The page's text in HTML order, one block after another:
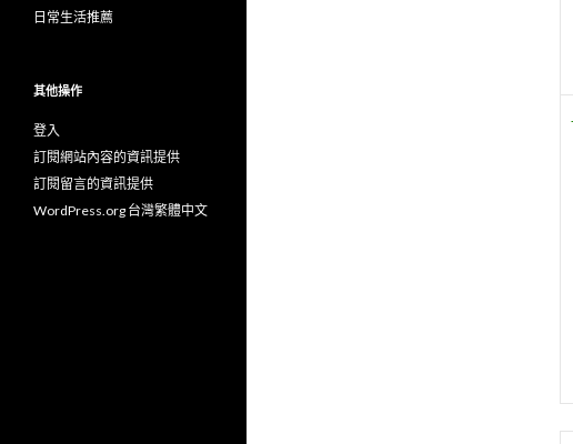
日常生活推薦
其他操作
登入
訂閱網站內容的資訊提供
訂閱留言的資訊提供
WordPress.org 台灣繁體中文